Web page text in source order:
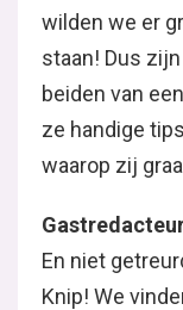
wilden we er
staan! Dus
beiden van
ze handige
waarop zij
En niet
Knip! We